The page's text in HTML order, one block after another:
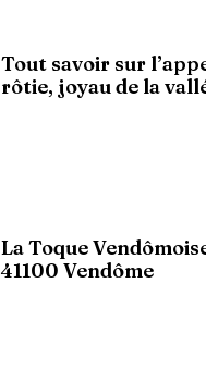
Tout savoir sur
rôtie, joyau de la
La Toque
41100 Vendôme